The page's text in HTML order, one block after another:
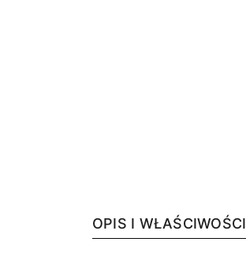
OPIS I WŁAŚCIWOŚCI